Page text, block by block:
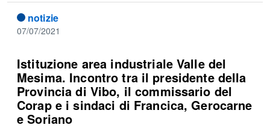
notizie
07/07/2021
Istituzione area industriale Valle del
Mesima. Incontro tra il presidente della
Provincia di Vibo, il commissario del
Corap e i sindaci di Francica, Gerocarne
e Soriano